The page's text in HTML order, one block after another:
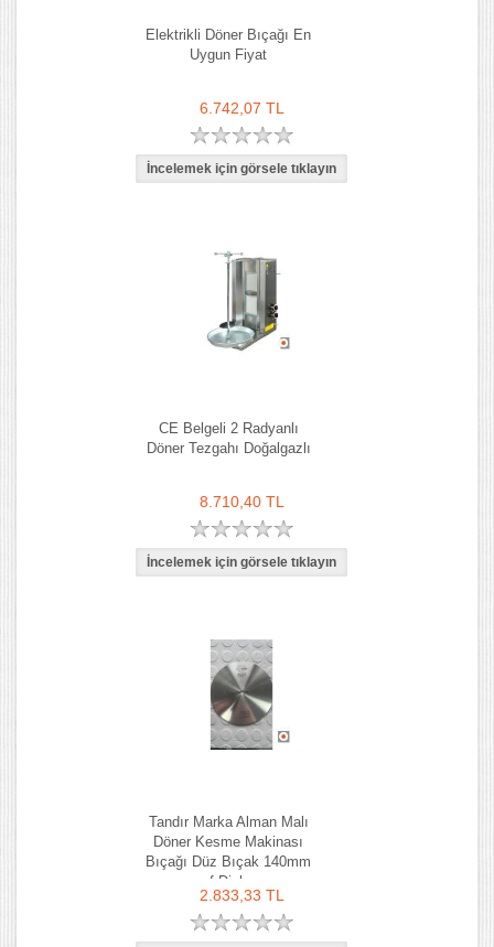
Elektrikli Döner Bıçağı En
Uygun Fiyat
6.742,07 TL
CE Belgeli 2 Radyanlı
Döner Tezgahı Doğalgazlı
8.710,40 TL
Tandır Marka Alman Malı
Döner Kesme Makinası
Bıçağı Düz Bıçak 140mm
f Dick
2.833,33 TL